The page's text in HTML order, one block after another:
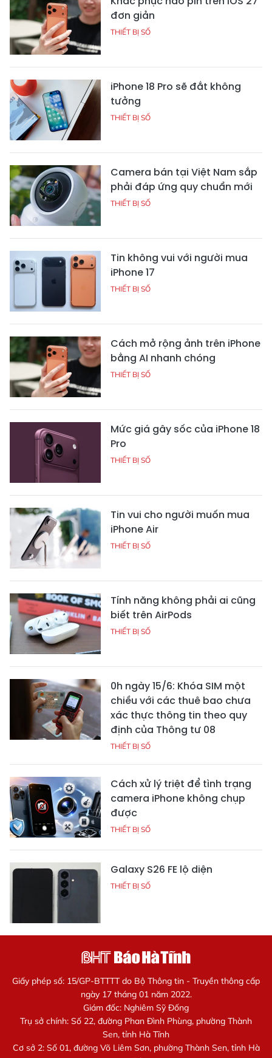
đơn giản
THIẾT BỊ SỐ
iPhone 18 Pro sẽ đắt không
tưởng
THIẾT BỊ SỐ
Camera bán tại Việt Nam sắp
phải đáp ứng quy chuẩn mới
THIẾT BỊ SỐ
Tin không vui với người mua
iPhone 17
THIẾT BỊ SỐ
Cách mở rộng ảnh trên iPhone
bằng AI nhanh chóng
THIẾT BỊ SỐ
Mức giá gây sốc của iPhone 18
Pro
THIẾT BỊ SỐ
Tin vui cho người muốn mua
iPhone Air
THIẾT BỊ SỐ
Tính năng không phải ai cũng
biết trên AirPods
THIẾT BỊ SỐ
0h ngày 15/6: Khóa SIM một
chiều với các thuê bao chưa
xác thực thông tin theo quy
định của Thông tư 08
THIẾT BỊ SỐ
Cách xử lý triệt để tình trạng
camera iPhone không chụp
được
THIẾT BỊ SỐ
Galaxy S26 FE lộ diện
THIẾT BỊ SỐ
Giấy phép số: 15/GP-BTTTT do Bộ Thông tin - Truyền thông cấp
ngày 17 tháng 01 năm 2022.
Giám đốc: Nghiêm Sỹ Đống
Trụ sở chính: Số 22, đường Phan Đình Phùng, phường Thành
Sen, tỉnh Hà Tĩnh
Cơ sở 2: Số 01, đường Võ Liêm Sơn, phường Thành Sen, tỉnh Hà